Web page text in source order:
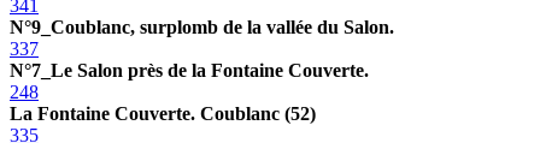
341
N°9_Coublanc, surplomb de la vallée du Salon.
337
N°7_Le Salon près de la Fontaine Couverte.
248
La Fontaine Couverte. Coublanc (52)
335